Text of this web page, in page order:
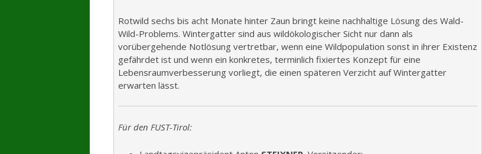
Rotwild sechs bis acht Monate hinter Zaun bringt keine nachhaltige Lösung des Wald-
Wild-Problems. Wintergatter sind aus wildökologischer Sicht nur dann als
vorübergehende Notlösung vertretbar, wenn eine Wildpopulation sonst in ihrer Existenz
gefährdet ist und wenn ein konkretes, terminlich fixiertes Konzept für eine
Lebensraumverbesserung vorliegt, die einen späteren Verzicht auf Wintergatter
erwarten lässt.
Für den FUST-Tirol: